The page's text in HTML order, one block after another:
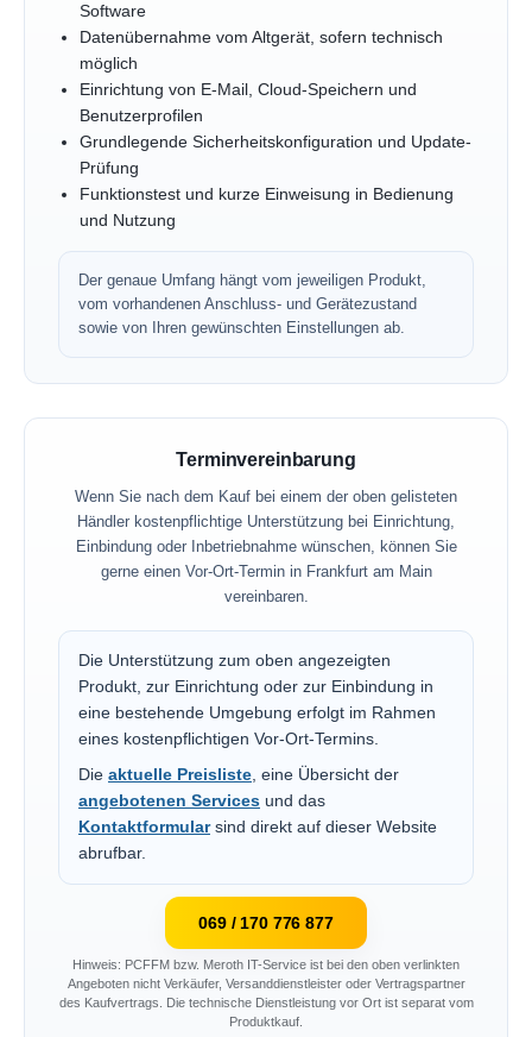
Software
Datenübernahme vom Altgerät, sofern technisch
möglich
Einrichtung von E-Mail, Cloud-Speichern und
Benutzerprofilen
Grundlegende Sicherheitskonfiguration und Update-
Prüfung
Funktionstest und kurze Einweisung in Bedienung
und Nutzung
Der genaue Umfang hängt vom jeweiligen Produkt,
vom vorhandenen Anschluss- und Gerätezustand
sowie von Ihren gewünschten Einstellungen ab.
Terminvereinbarung
Wenn Sie nach dem Kauf bei einem der oben gelisteten
Händler kostenpflichtige Unterstützung bei Einrichtung,
Einbindung oder Inbetriebnahme wünschen, können Sie
gerne einen Vor-Ort-Termin in Frankfurt am Main
vereinbaren.
Die Unterstützung zum oben angezeigten
Produkt, zur Einrichtung oder zur Einbindung in
eine bestehende Umgebung erfolgt im Rahmen
eines kostenpflichtigen Vor-Ort-Termins.
Die aktuelle Preisliste , eine Übersicht der
angebotenen Services und das
Kontaktformularsind direkt auf dieser Website
abrufbar.
069 / 170 776 877
Hinweis: PCFFM bzw. Meroth IT-Service ist bei den oben verlinkten
Angeboten nicht Verkäufer, Versanddienstleister oder Vertragspartner
des Kaufvertrags. Die technische Dienstleistung vor Ort ist separat vom
Produktkauf.